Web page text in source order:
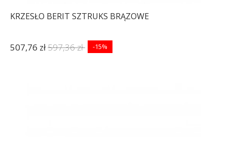
KRZESŁO BERIT SZTRUKS BRĄZOWE
507,76 zł597,36 zł -15%